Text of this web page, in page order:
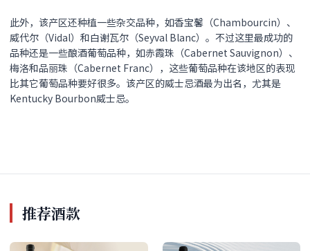
此外，该产区还种植一些杂交品种，如香宝馨（Chambourcin）、
威代尔（Vidal）和白谢瓦尔（Seyval Blanc）。不过这里最成功的
品种还是一些酿酒葡萄品种，如赤霞珠（Cabernet Sauvignon）、
梅洛和品丽珠（Cabernet Franc），这些葡萄品种在该地区的表现
比其它葡萄品种要好很多。该产区的威士忌酒最为出名，尤其是
Kentucky Bourbon威士忌。
推荐酒款